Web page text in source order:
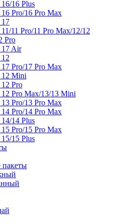
16 Plus
16 Pro/16 Pro Max
17
11 Pro/11 Pro Max/12/12
Pro
17 Air
17 Pro/17 Pro Max
12 Mini
Pro
12 Pro Max/13/13 Mini
13 Pro/13 Pro Max
14 Pro/14 Pro Max
14 Plus
15 Pro/15 Pro Max
15 Plus